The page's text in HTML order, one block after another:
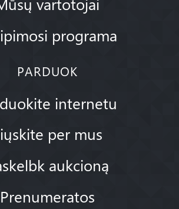
programa
PARDUOK
internetu
per mus
aukcioną
Prenumeratos